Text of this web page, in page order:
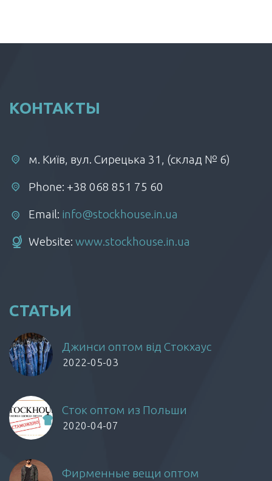
КОНТАКТЫ
м. Київ, вул. Сирецька 31, (склад № 6)
Phone: +38 068 851 75 60
Email: info@stockhouse.in.ua
Website: www.stockhouse.in.ua
СТАТЬИ
Джинси оптом від Стокхаус
2022-05-03
Сток оптом из Польши
2020-04-07
Фирменные вещи оптом